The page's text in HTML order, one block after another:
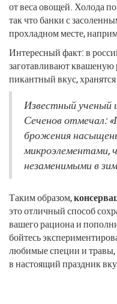
от веса овощей. Холода
так что банки с
прохладном месте,
Интересный факт: в
заготавливают квашеную
пикантный вкус,
Известный ученый
Сеченов отмечал:
брожения
микроэлементами,
незаменимыми в
Таким образом,
это отличный способ
вашего рациона и
бойтесь
любимые специи и травы,
в настоящий праздник